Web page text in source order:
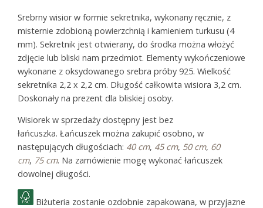
Srebrny wisior w formie sekretnika, wykonany ręcznie, z
misternie zdobioną powierzchnią i kamieniem turkusu (4
mm). Sekretnik jest otwierany, do środka można włożyć
zdjęcie lub bliski nam przedmiot. Elementy wykończeniowe
wykonane z oksydowanego srebra próby 925. Wielkość
sekretnika 2,2 x 2,2 cm. Długość całkowita wisiora 3,2 cm.
Doskonały na prezent dla bliskiej osoby.
Wisiorek w sprzedaży dostępny jest bez
łańcuszka. Łańcuszek można zakupić osobno, w
następujących długościach: 40 cm, 45 cm, 50 cm, 60
cm, 75 cm. Na zamówienie mogę wykonać łańcuszek
dowolnej długości.
Biżuteria zostanie ozdobnie zapakowana, w przyjazne